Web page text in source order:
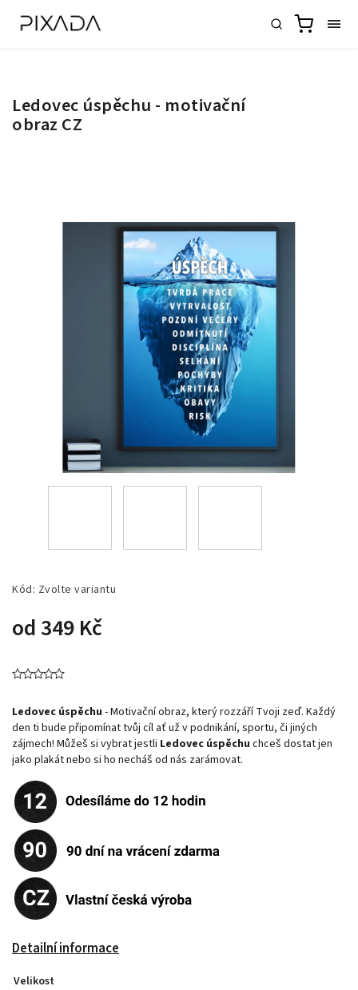
Ledovec úspěchu - motivační
obraz CZ
Kód: Zvolte variantu
od349 Kč
Ledovec úspěchu -Motivační obraz, který rozzáří Tvoji zeď. Každý
den ti bude připomínat tvůj cíl ať už v podnikání, sportu, či jiných
zájmech! Můžeš si vybrat jestli Ledovec úspěchu chceš dostat jen
jako plakát nebo si ho necháš od nás zarámovat.
Detailní informace
Velikost